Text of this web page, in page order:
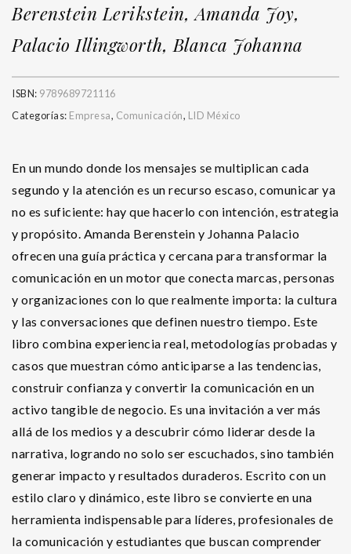
Berenstein Lerikstein, Amanda Joy,
Palacio Illingworth, Blanca Johanna
ISBN: 9789689721116
Categorías: Empresa, Comunicación, LID México
En un mundo donde los mensajes se multiplican cada
segundo y la atención es un recurso escaso, comunicar ya
no es suficiente: hay que hacerlo con intención, estrategia
y propósito. Amanda Berenstein y Johanna Palacio
ofrecen una guía práctica y cercana para transformar la
comunicación en un motor que conecta marcas, personas
y organizaciones con lo que realmente importa: la cultura
y las conversaciones que definen nuestro tiempo. Este
libro combina experiencia real, metodologías probadas y
casos que muestran cómo anticiparse a las tendencias,
construir confianza y convertir la comunicación en un
activo tangible de negocio. Es una invitación a ver más
allá de los medios y a descubrir cómo liderar desde la
narrativa, logrando no solo ser escuchados, sino también
generar impacto y resultados duraderos. Escrito con un
estilo claro y dinámico, este libro se convierte en una
herramienta indispensable para líderes, profesionales de
la comunicación y estudiantes que buscan comprender